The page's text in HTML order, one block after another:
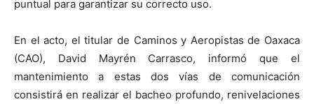
puntual para garantizar su correcto uso.
En el acto, el titular de Caminos y Aeropistas de Oaxaca
(CAO), David Mayrén Carrasco, informó que el
mantenimiento a estas dos vías de comunicación
consistirá en realizar el bacheo profundo, renivelaciones